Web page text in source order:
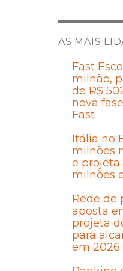
AS MAIS
Fast
milhão,
de R$
nova
Fast
Itália no
milhões
e projeta
milhões
Rede de
aposta
projeta
para
em 2026